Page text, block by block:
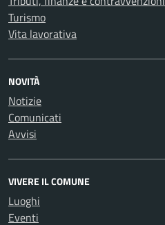
Turismo
Vita lavorativa
NOVITÀ
Notizie
Comunicati
Avvisi
VIVERE IL COMUNE
Luoghi
Eventi